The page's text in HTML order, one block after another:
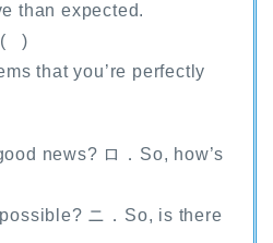
than expected.
( )
that you’re perfectly
news? ロ．So, how’s
ニ．So, is there